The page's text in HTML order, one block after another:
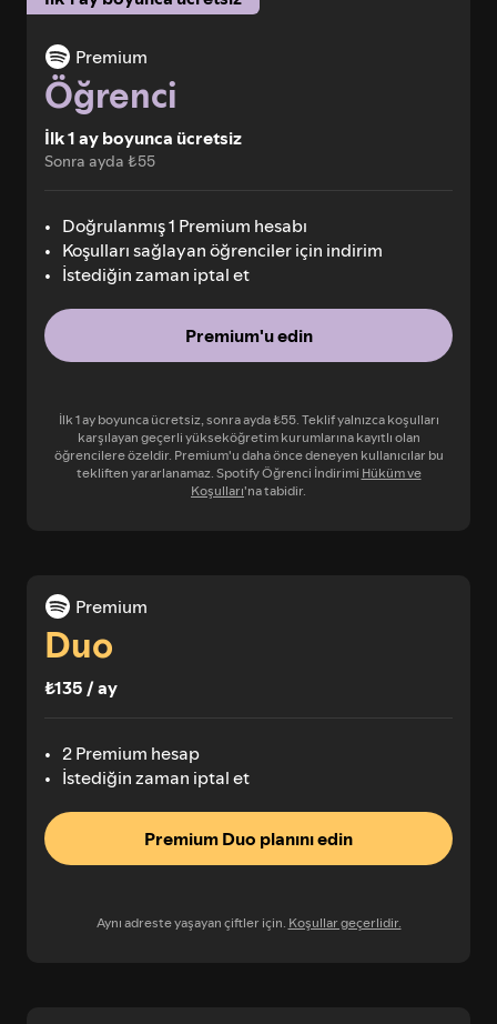
Premium
Öğrenci
İlk 1 ay boyunca ücretsiz
Sonra ayda ₺55
Doğrulanmış 1 Premium hesabı
Koşulları sağlayan öğrenciler için indirim
İstediğin zaman iptal et
Premium'u edin
İlk 1 ay boyunca ücretsiz, sonra ayda ₺55. Teklif yalnızca koşulları
karşılayan geçerli yükseköğretim kurumlarına kayıtlı olan
öğrencilere özeldir. Premium'u daha önce deneyen kullanıcılar bu
tekliften yararlanamaz. Spotify Öğrenci İndirimi Hüküm ve
Koşulları'na tabidir.
Premium
Duo
₺135 / ay
2 Premium hesap
İstediğin zaman iptal et
Premium Duo planını edin
Aynı adreste yaşayan çiftler için. Koşullar geçerlidir.